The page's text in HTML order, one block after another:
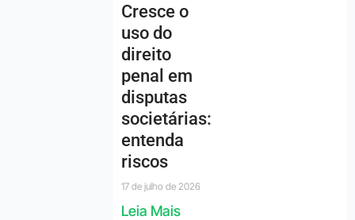
Cresce o
uso do
direito
penal em
disputas
societárias:
entenda
riscos
17 de julho de 2026
Leia Mais